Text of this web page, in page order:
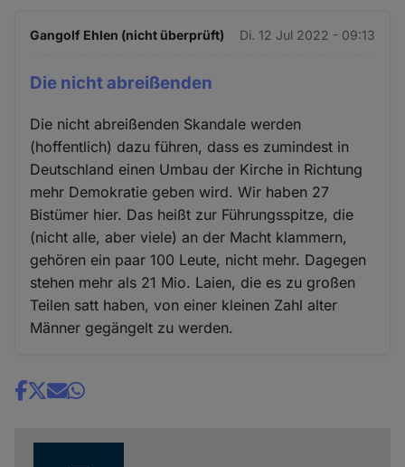
Gangolf Ehlen (nicht überprüft) Di. 12 Jul 2022 - 09:13
Die nicht abreißenden
Die nicht abreißenden Skandale werden
(hoffentlich) dazu führen, dass es zumindest in
Deutschland einen Umbau der Kirche in Richtung
mehr Demokratie geben wird. Wir haben 27
Bistümer hier. Das heißt zur Führungsspitze, die
(nicht alle, aber viele) an der Macht klammern,
gehören ein paar 100 Leute, nicht mehr. Dagegen
stehen mehr als 21 Mio. Laien, die es zu großen
Teilen satt haben, von einer kleinen Zahl alter
Männer gegängelt zu werden.
Share